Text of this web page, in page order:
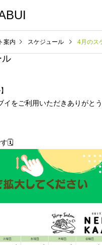
ルです 9月スケ
案内 スケジュール 4月のス
ル
イをご利用いただきありがと
す🗓️